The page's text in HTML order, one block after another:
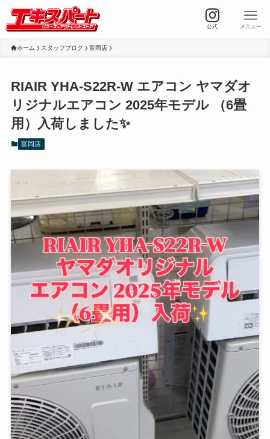
公式 メニュー
ホーム スタッフブログ 富岡店
RIAIR YHA-S22R-W エアコン ヤマダオ
リジナルエアコン 2025年モデル （6畳
用）入荷しました✨
富岡店